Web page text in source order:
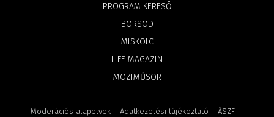
PROGRAM KERESŐ
BORSOD
MISKOLC
LIFE MAGAZIN
MOZIMŰSOR
Moderációs alapelvek Adatkezelési tájékoztató ÁSZF